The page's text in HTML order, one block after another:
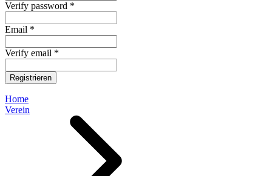
Verify password *
Email *
Verify email *
Registrieren
Home
Verein